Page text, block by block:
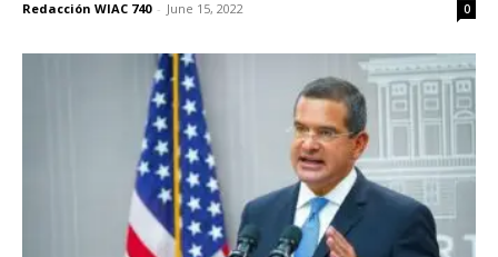
Redacción WIAC 740 - June 15, 2022 0